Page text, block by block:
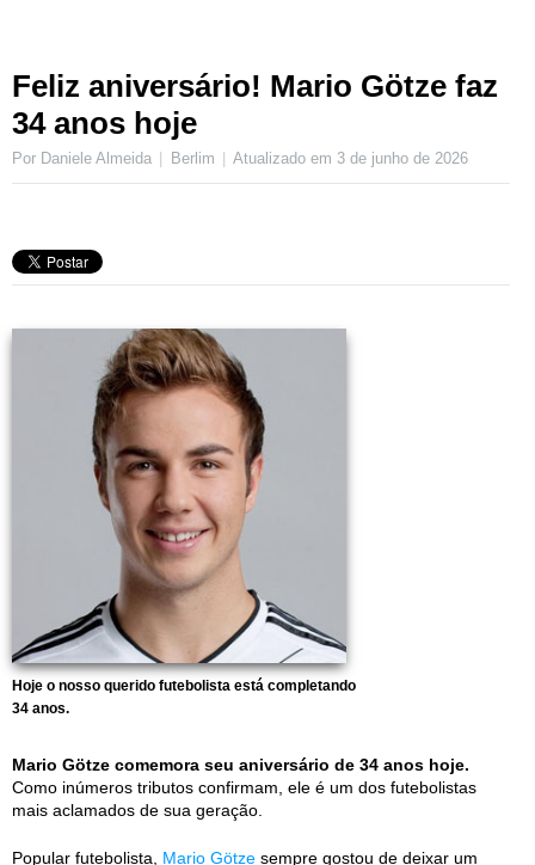
Feliz aniversário! Mario Götze faz
34 anos hoje
Por Daniele Almeida Berlim Atualizado em 3 de junho de 2026
Hoje o nosso querido futebolista está completando
34 anos.
Mario Götze comemora seu aniversário de 34 anos hoje.
Como inúmeros tributos confirmam, ele é um dos futebolistas
mais aclamados de sua geração.
Popular futebolista, Mario Götze sempre gostou de deixar um